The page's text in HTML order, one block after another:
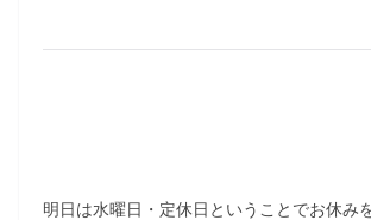
明日は水曜日・定休日ということでお休み